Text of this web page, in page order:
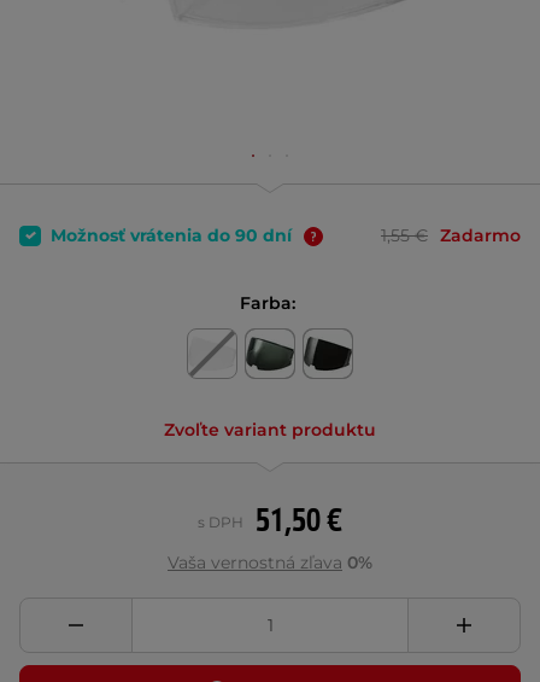
Možnosť vrátenia do 90 dní 1,55 € Zadarmo
Farba:
Zvoľte variant produktu
51,50 €
s DPH
Vaša vernostná zľava 0%